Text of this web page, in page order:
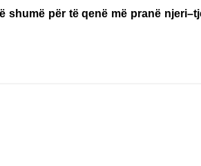
Gazeta Kallarati nr. 115
shumë për të qenë më pranë